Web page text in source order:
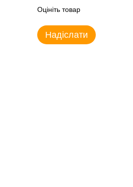
Оцініть товар
Надіслати